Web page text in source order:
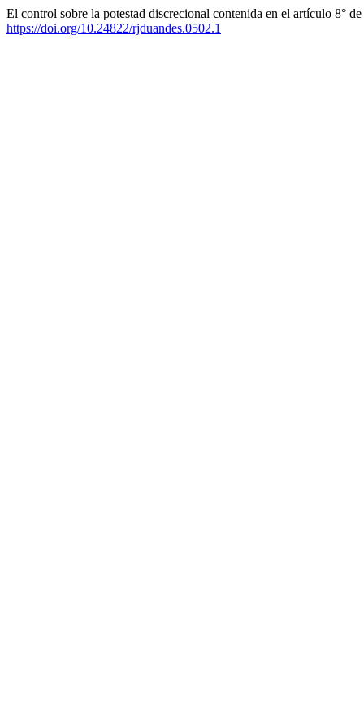
El control sobre la potestad discrecional contenida en el artículo 8°
https://doi.org/10.24822/rjduandes.0502.1